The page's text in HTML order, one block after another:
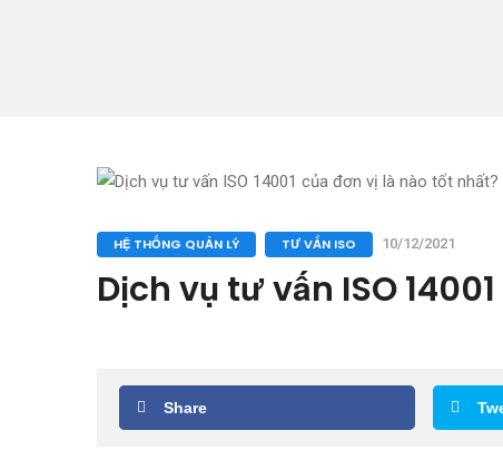
HỆ THỐNG QUẢN LÝ TƯ VẤN ISO 10/12/2021
Dịch vụ tư vấn ISO
Share